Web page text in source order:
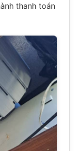
thanh toán